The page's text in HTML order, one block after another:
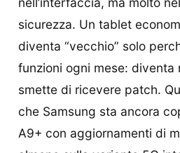
sicurezza. Un tablet
diventa “vecchio” solo
funzioni ogni mese: diventa
smette di ricevere patch.
che Samsung sta ancora
A9+ con aggiornamenti di